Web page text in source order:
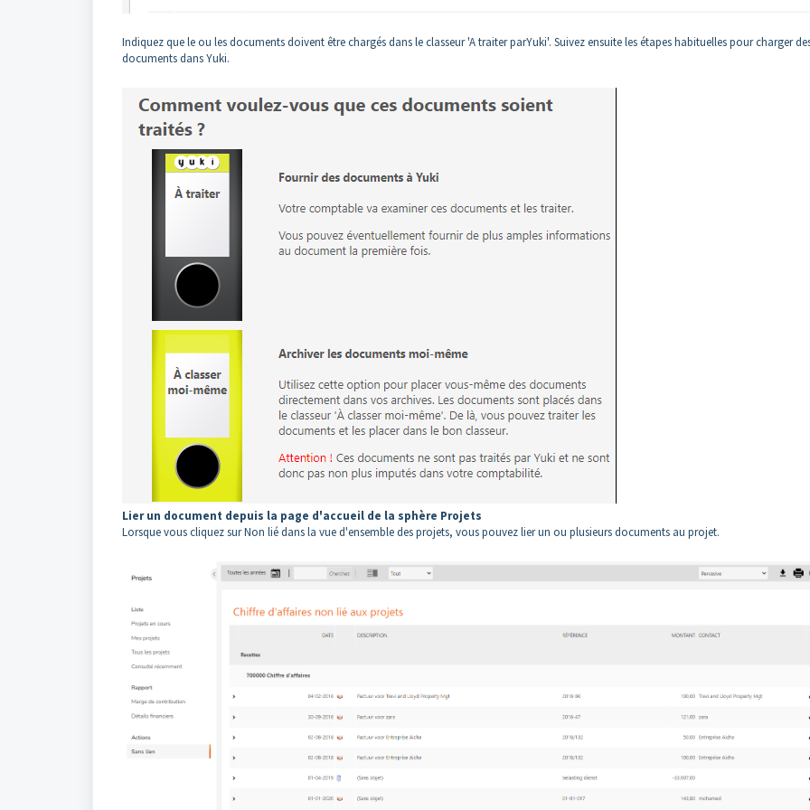
Indiquez que le ou les documents doivent être chargés dans le classeur 'A traiter parYuki'. Suivez ensuite les étapes habituelles pour charger
documents dans Yuki.
Lier un document depuis la page d'accueil de la sphère Projets
Lorsque vous cliquez sur Non lié dans la vue d'ensemble des projets, vous pouvez lier un ou plusieurs documents au projet.